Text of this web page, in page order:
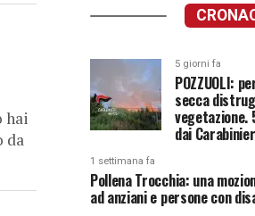
hai
da
5 giorni fa
POZZUOLI:
secca
dai
1 settimana fa
Pollena Trocchia: una
ad anziani e persone con